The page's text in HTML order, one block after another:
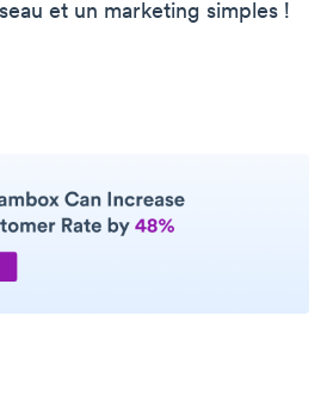
et un marketing simples !